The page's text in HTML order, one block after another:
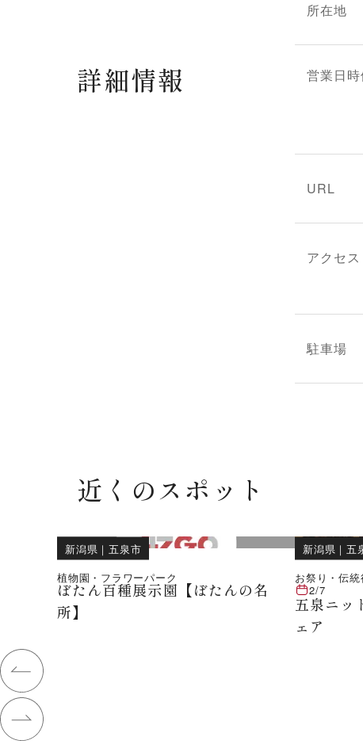
所在地
詳細情報 営業日
URL
アクセス
駐車場
近くのスポット
新潟県 ｜五泉市
植物園・フラワーパーク
ぼたん百種展示園【ぼたんの名
所】
新潟県 ｜五
お祭り・伝統
2/7
五泉ニッ
ェア